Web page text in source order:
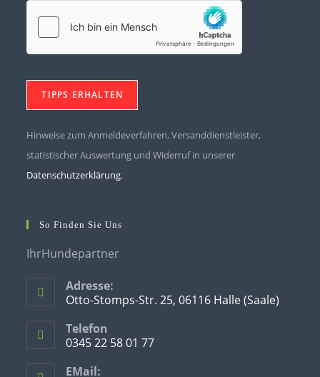
Hinweise zum Anmeldeverfahren, Versanddienstleister,
statistischer Auswertung und Widerruf in unserer
Datenschutzerklärung.
So Finden Sie Uns
IhrHundepartner
Adresse:
Otto-Stomps-Str. 25, 06116 Halle (Saale)
in
a
new
Telefon
0345 22 58 01 77
EMail: